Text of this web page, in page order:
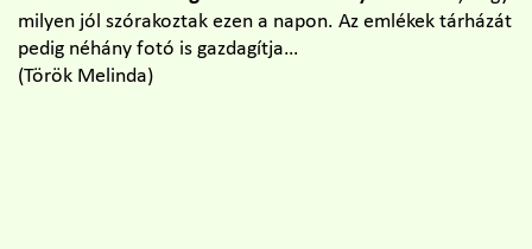
milyen jól szórakoztak ezen a napon. Az emlékek tárházát
pedig néhány fotó is gazdagítja…
(Török Melinda)